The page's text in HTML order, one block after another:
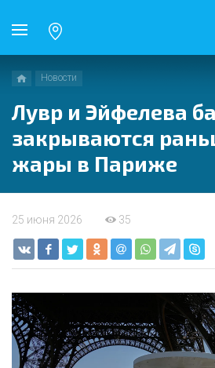
Новости
Лувр и Эйфелева
закрываются
жары в Париже
25 июня 2026 35